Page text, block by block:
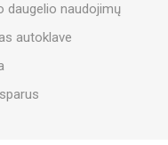
daugelio naudojimų
autoklave